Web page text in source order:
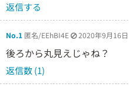
返信する
No.1 匿名/EEhBI4E 2020年9月16日
後ろから丸見えじゃね？
返信数 (1)